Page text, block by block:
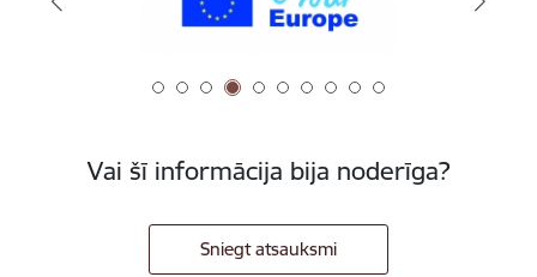
Vai šī informācija bija noderīga?
Sniegt atsauksmi